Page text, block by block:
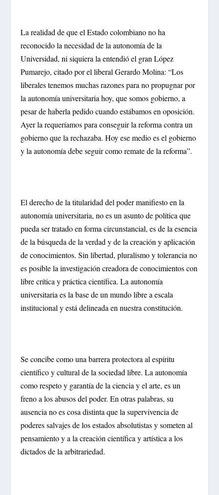
La realidad de que el Estado colombiano no ha
reconocido la necesidad de la autonomía de la
Universidad, ni siquiera la entendió el gran López
Pumarejo, citado por el liberal Gerardo Molina: “Los
liberales tenemos muchas razones para no propugnar por
la autonomía universitaria hoy, que somos gobierno, a
pesar de haberla pedido cuando estábamos en oposición.
Ayer la requeríamos para conseguir la reforma contra un
gobierno que la rechazaba. Hoy ese medio es el gobierno
y la autonomía debe seguir como remate de la reforma”.
El derecho de la titularidad del poder manifiesto en la
autonomía universitaria, no es un asunto de política que
pueda ser tratado en forma circunstancial, es de la esencia
de la búsqueda de la verdad y de la creación y aplicación
de conocimientos. Sin libertad, pluralismo y tolerancia no
es posible la investigación creadora de conocimientos con
libre crítica y práctica científica. La autonomía
universitaria es la base de un mundo libre a escala
institucional y está delineada en nuestra constitución.
Se concibe como una barrera protectora al espíritu
científico y cultural de la sociedad libre. La autonomía
como respeto y garantía de la ciencia y el arte, es un
freno a los abusos del poder. En otras palabras, su
ausencia no es cosa distinta que la supervivencia de
poderes salvajes de los estados absolutistas y someten al
pensamiento y a la creación científica y artística a los
dictados de la arbitrariedad.